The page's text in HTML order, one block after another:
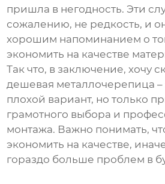
пришла в негодность. Эти
сожалению, не редкость, и
хорошим напоминанием о
экономить на качестве
Так что, в заключение, хочу
дешевая металлочерепица –
плохой вариант, но только
грамотного выбора и
монтажа. Важно понимать,
экономить на качестве,
гораздо больше проблем в